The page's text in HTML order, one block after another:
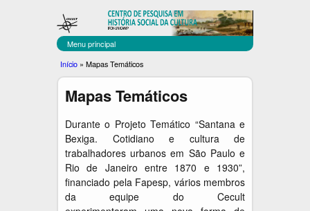
Pular
para
o
conteúdo
principal
C
E
C
U
L
T
Menu principal
Você
está
aqui
Início » Mapas Temáticos
Mapas Temáticos
Durante o Projeto Temático “Santana e
Bexiga. Cotidiano e cultura de
trabalhadores urbanos em São Paulo e
Rio de Janeiro entre 1870 e 1930”,
financiado pela Fapesp, vários membros
da equipe do Cecult